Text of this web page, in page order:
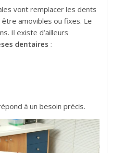
vont remplacer les dents
amovibles ou fixes. Le
Il existe d’ailleurs
dentaires :
à un besoin précis.